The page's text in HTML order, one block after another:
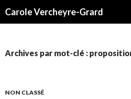
Carole Vercheyre-Grard
Archives par mot-clé :
NON CLASSÉ